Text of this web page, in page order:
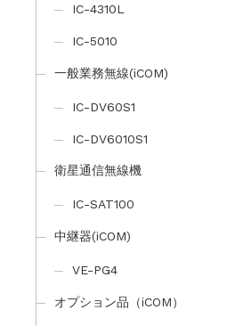
IC-4310L
IC-5010
一般業務無線(iCOM)
IC-DV60S1
IC-DV6010S1
衛星通信無線機
IC-SAT100
中継器(iCOM)
VE-PG4
オプション品（iCOM）